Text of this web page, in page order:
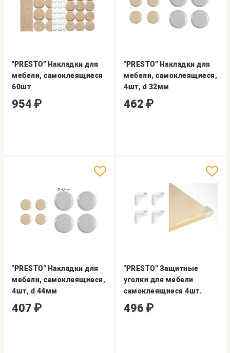
"PRESTO" Накладки для
мебели, самоклеящиеся
60шт
954 ₽
"PRESTO" Накладки для
мебели, самоклеящиеся,
4шт, d 32мм
462 ₽
"PRESTO" Накладки для
мебели, самоклеящиеся,
4шт, d 44мм
407 ₽
"PRESTO" Защитные
уголки для мебели
самоклеящиеся 4шт.
496 ₽